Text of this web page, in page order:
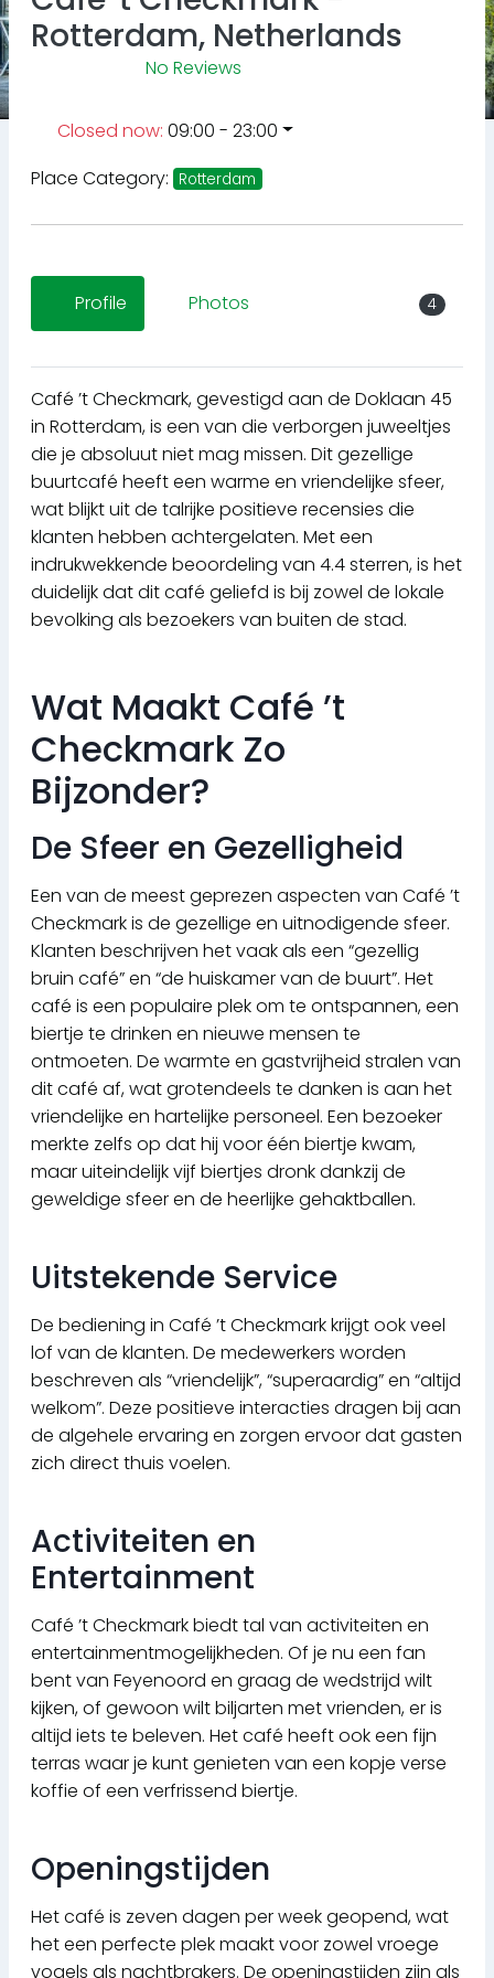
Rotterdam, Netherlands
No Reviews
Closed now: 09:00 - 23:00
Place Category: Rotterdam
Profile Photos 4
Café ’t Checkmark, gevestigd aan de Doklaan 45
in Rotterdam, is een van die verborgen juweeltjes
die je absoluut niet mag missen. Dit gezellige
buurtcafé heeft een warme en vriendelijke sfeer,
wat blijkt uit de talrijke positieve recensies die
klanten hebben achtergelaten. Met een
indrukwekkende beoordeling van 4.4 sterren, is het
duidelijk dat dit café geliefd is bij zowel de lokale
bevolking als bezoekers van buiten de stad.
Wat Maakt Café ’t
Checkmark Zo
Bijzonder?
De Sfeer en Gezelligheid
Een van de meest geprezen aspecten van Café ’t
Checkmark is de gezellige en uitnodigende sfeer.
Klanten beschrijven het vaak als een “gezellig
bruin café” en “de huiskamer van de buurt”. Het
café is een populaire plek om te ontspannen, een
biertje te drinken en nieuwe mensen te
ontmoeten. De warmte en gastvrijheid stralen van
dit café af, wat grotendeels te danken is aan het
vriendelijke en hartelijke personeel. Een bezoeker
merkte zelfs op dat hij voor één biertje kwam,
maar uiteindelijk vijf biertjes dronk dankzij de
geweldige sfeer en de heerlijke gehaktballen.
Uitstekende Service
De bediening in Café ’t Checkmark krijgt ook veel
lof van de klanten. De medewerkers worden
beschreven als “vriendelijk”, “superaardig” en “altijd
welkom”. Deze positieve interacties dragen bij aan
de algehele ervaring en zorgen ervoor dat gasten
zich direct thuis voelen.
Activiteiten en
Entertainment
Café ’t Checkmark biedt tal van activiteiten en
entertainmentmogelijkheden. Of je nu een fan
bent van Feyenoord en graag de wedstrijd wilt
kijken, of gewoon wilt biljarten met vrienden, er is
altijd iets te beleven. Het café heeft ook een fijn
terras waar je kunt genieten van een kopje verse
koffie of een verfrissend biertje.
Openingstijden
Het café is zeven dagen per week geopend, wat
het een perfecte plek maakt voor zowel vroege
vogels als nachtbrakers. De openingstijden zijn als